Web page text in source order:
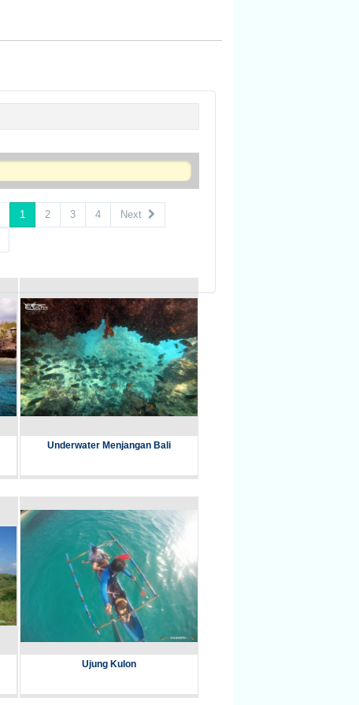
1 2 3 4 Next
Underwater Menjangan Bali
Ujung Kulon